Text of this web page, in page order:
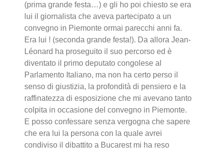
(prima grande festa…) e gli ho poi chiesto se era
lui il giornalista che aveva partecipato a un
convegno in Piemonte ormai parecchi anni fa.
Era lui ! (seconda grande festa!). Da allora Jean-
Léonard ha proseguito il suo percorso ed è
diventato il primo deputato congolese al
Parlamento Italiano, ma non ha certo perso il
senso di giustizia, la profondità di pensiero e la
raffinatezza di esposizione che mi avevano tanto
colpita in occasione del convegno in Piemonte.
E posso confessare senza vergogna che sapere
che era lui la persona con la quale avrei
condiviso il dibattito a Bucarest mi ha reso